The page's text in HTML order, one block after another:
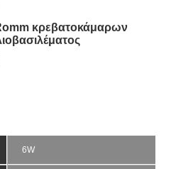
κρεβατοκάμαρων
6W